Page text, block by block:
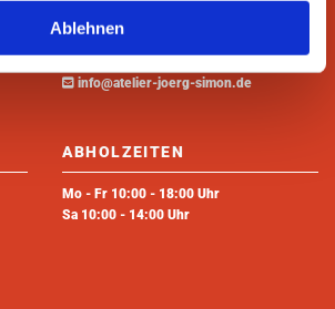
Ablehnen
 +49 2515 260 22
 info@atelier-joerg-simon.de
ABHOLZEITEN
Mo - Fr 10:00 - 18:00 Uhr
Sa 10:00 - 14:00 Uhr